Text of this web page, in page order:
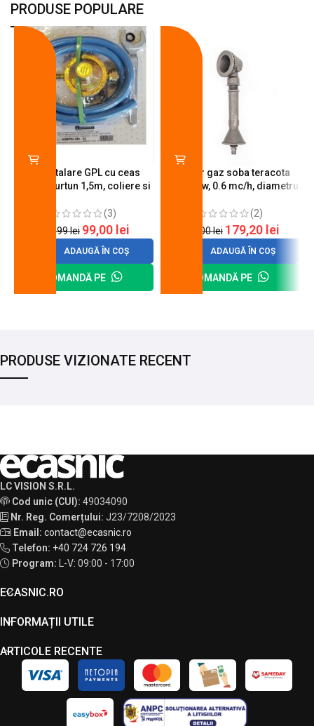
PRODUSE POPULARE
Kit instalare GPL cu ceas
butelie, furtun 1,5m, coliere si
(3)
120,99lei 99,00 lei
ADAUGĂ ÎN COȘ
COMANDĂ PE
Arzator gaz soba teracota
A600, 6 kw, 0.6 mc/h, diametru
(2)
200,00lei 179,20 lei
ADAUGĂ ÎN COȘ
COMANDĂ PE
PRODUSE VIZIONATE RECENT
LC VISION S.R.L.
Cod unic (CUI): 49034090
Nr. Reg. Comerțului: J23/7208/2023
Email: contact@ecasnic.ro
Telefon: +40 724 726 194
Program: L-V: 09:00 - 17:00
ECASNIC.RO
INFORMAȚII UTILE
ARTICOLE RECENTE